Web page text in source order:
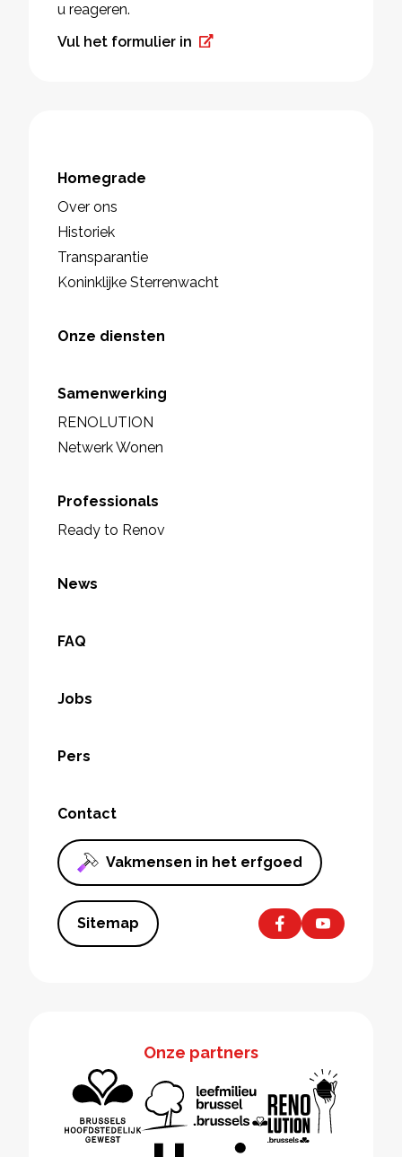
u reageren.
Vul het formulier in
Homegrade
Over ons
Historiek
Transparantie
Koninklijke Sterrenwacht
Onze diensten
Samenwerking
RENOLUTION
Netwerk Wonen
Professionals
Ready to Renov
News
FAQ
Jobs
Pers
Contact
Vakmensen in het erfgoed
Sitemap
Onze partners